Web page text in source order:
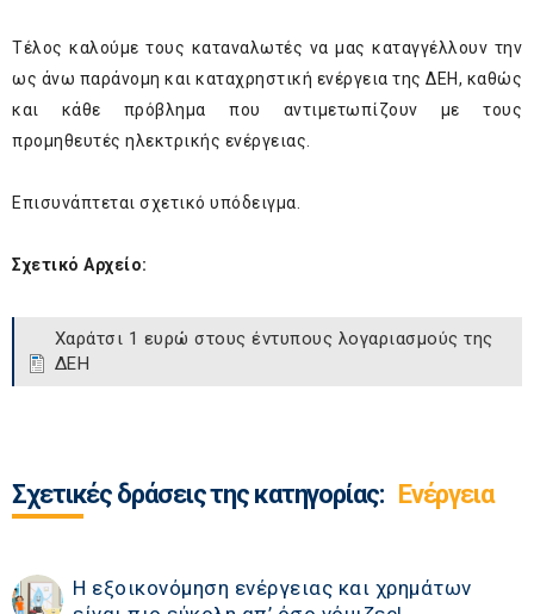
Τέλος καλούμε τους καταναλωτές να μας καταγγέλλουν την
ως άνω παράνομη και καταχρηστική ενέργεια της ΔΕΗ, καθώς
και κάθε πρόβλημα που αντιμετωπίζουν με τους
προμηθευτές ηλεκτρικής ενέργειας.
Επισυνάπτεται σχετικό υπόδειγμα.
Σχετικό Αρχείο:
Χαράτσι 1 ευρώ στους έντυπους λογαριασμούς της
ΔΕΗ
Σχετικές δράσεις της κατηγορίας: Ενέργεια
Η εξοικονόμηση ενέργειας και χρημάτων